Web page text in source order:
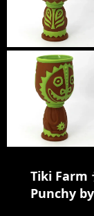
Tiki Farm
Punchy